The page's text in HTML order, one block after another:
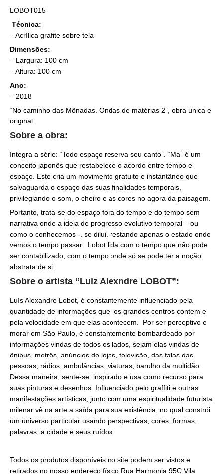
LOBOT015
Técnica:
– Acrílica grafite sobre tela
Dimensões:
– Largura: 100 cm
– Altura: 100 cm
Ano:
– 2018
“No caminho das Mônadas. Ondas de matérias 2”, obra unica e
original.
Sobre a obra:
Integra a série: “Todo espaço reserva seu canto”. “Ma” é um
conceito japonês que restabelece o acordo entre tempo e
espaço. Este cria um movimento gratuito e instantâneo que
salvaguarda o espaço das suas finalidades temporais,
privilegiando o som, o cheiro e as cores no agora da paisagem.
Portanto, trata-se do espaço fora do tempo e do tempo sem
narrativa onde a ideia de progresso evolutivo temporal – ou
como o conhecemos -, se dilui, restando apenas o estado onde
vemos o tempo passar. Lobot lida com o tempo que não pode
ser contabilizado, com o tempo onde só se pode ter a noção
abstrata de si.
Sobre o artista “Luiz Alexndre LOBOT”:
Luís Alexandre Lobot, é constantemente influenciado pela
quantidade de informações que os grandes centros contem e
pela velocidade em que elas acontecem. Por ser perceptivo e
morar em São Paulo, é constantemente bombardeado por
informações vindas de todos os lados, sejam elas vindas de
ônibus, metrôs, anúncios de lojas, televisão, das falas das
pessoas, rádios, ambulâncias, viaturas, barulho da multidão.
Dessa maneira, sente-se inspirado e usa como recurso para
suas pinturas e desenhos. Influenciado pelo graffiti e outras
manifestações artísticas, junto com uma espiritualidade futurista
milenar vê na arte a saída para sua existência, no qual constrói
um universo particular usando perspectivas, cores, formas,
palavras, a cidade e seus ruídos.
Todos os produtos disponíveis no site podem ser vistos e
retirados no nosso endereço físico Rua Harmonia 95C Vila